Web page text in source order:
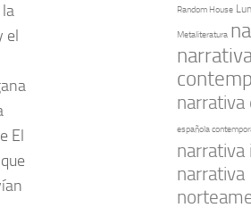
el
El
Random House
Metaliteratura
narrativa
española
narrativa
narrativa